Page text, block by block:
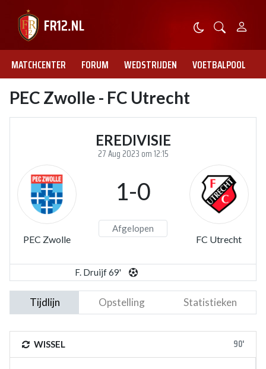
MATCHCENTER FORUM WEDSTRIJDEN VOETBALPOOL
PEC Zwolle - FC Utrecht
EREDIVISIE
27 Aug 2023 om 12:15
PEC Zwolle
1-0
Afgelopen
FC Utrecht
F. Druijf 69'
Tijdlijn Opstelling Statistieken
WISSEL 90'